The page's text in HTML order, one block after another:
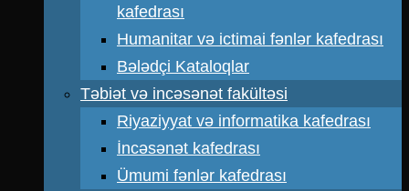
kafedrası
Humanitar və ictimai fənlər kafedrası
Bələdçi Kataloqlar
Təbiət və incəsənət fakültəsi
Riyaziyyat və informatika kafedrası
İncəsənət kafedrası
Ümumi fənlər kafedrası